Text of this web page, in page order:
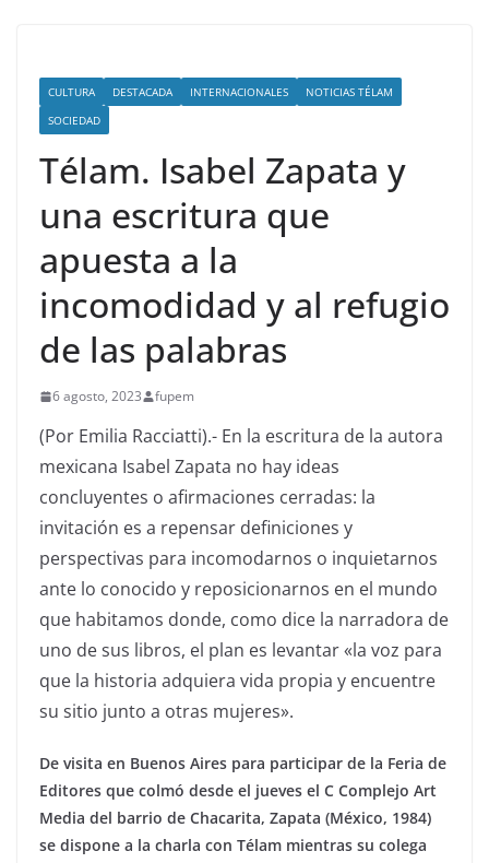
CULTURA DESTACADA INTERNACIONALES
NOTICIAS TÉLAM
SOCIEDAD
Télam. Isabel Zapata y
una escritura que
apuesta a la
incomodidad y al refugio
de las palabras
6 agosto, 2023 fupem
(Por Emilia Racciatti).- En la escritura de la autora
mexicana Isabel Zapata no hay ideas
concluyentes o afirmaciones cerradas: la
invitación es a repensar definiciones y
perspectivas para incomodarnos o inquietarnos
ante lo conocido y reposicionarnos en el mundo
que habitamos donde, como dice la narradora de
uno de sus libros, el plan es levantar «la voz para
que la historia adquiera vida propia y encuentre
su sitio junto a otras mujeres».
De visita en Buenos Aires para participar de la Feria de
Editores que colmó desde el jueves el C Complejo Art
Media del barrio de Chacarita, Zapata (México, 1984)
se dispone a la charla con Télam mientras su colega